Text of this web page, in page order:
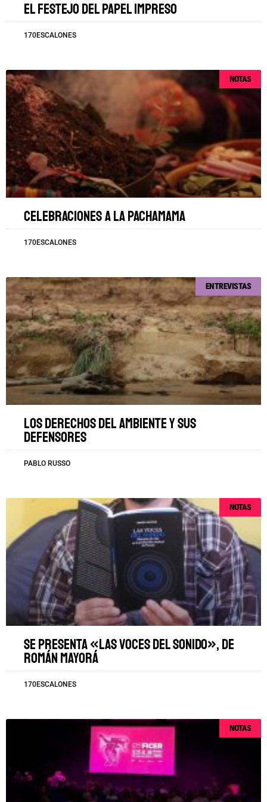
El festejo del papel impreso
170ESCALONES
NOTAS
Celebraciones a la Pachamama
170ESCALONES
ENTREVISTAS
Los derechos del ambiente y sus
defensores
PABLO RUSSO
NOTAS
Se presenta «Las voces del sonido», de
Román Mayorá
170ESCALONES
NOTAS